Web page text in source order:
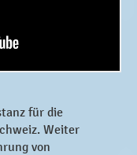
für die
Weiter
von